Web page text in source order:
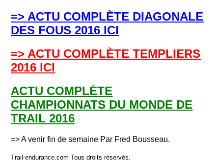
=> ACTU COMPLÈTE DIAGONALE
DES FOUS 2016 ICI
=> ACTU COMPLÈTE TEMPLIERS
2016 ICI
ACTU COMPLÈTE
CHAMPIONNATS DU MONDE DE
TRAIL 2016
=> A venir fin de semaine Par Fred Bousseau.
Trail-endurance.com Tous droits réservés.